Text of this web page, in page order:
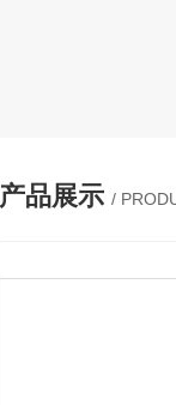
产品展示 /